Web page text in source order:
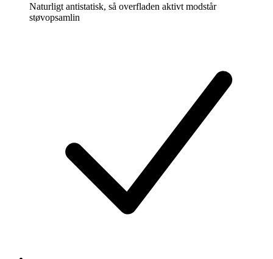
Naturligt antistatisk, så overfladen aktivt modstår
støvopsamlin